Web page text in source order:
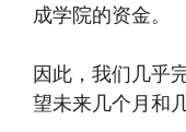
成学院的资金。
因此，我们几乎
望未来几个月和几